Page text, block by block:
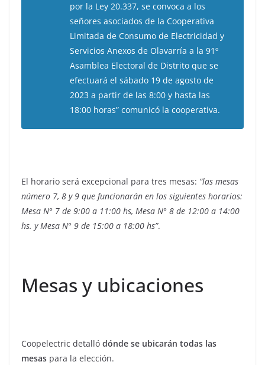
por la Ley 20.337, se convoca a los
señores asociados de la Cooperativa
Limitada de Consumo de Electricidad y
Servicios Anexos de Olavarría a la 91º
Asamblea Electoral de Distrito que se
efectuará el sábado 19 de agosto de
2023 a partir de las 8:00 y hasta las
18:00 horas” comunicó la cooperativa.
El horario será excepcional para tres mesas: “las mesas
número 7, 8 y 9 que funcionarán en los siguientes horarios:
Mesa N° 7 de 9:00 a 11:00 hs, Mesa N° 8 de 12:00 a 14:00
hs. y Mesa N° 9 de 15:00 a 18:00 hs”.
Mesas y ubicaciones
Coopelectric detalló dónde se ubicarán todas las
mesas para la elección.